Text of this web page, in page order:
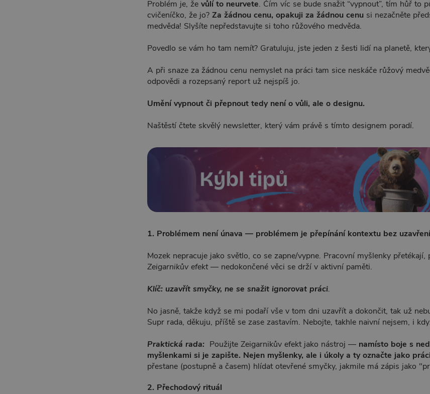
Problém je, ževůlí to neurvete. Čím víc se bude snažit “vypnout”, tím hůř to
cvičeníčko, že jo?Za žádnou cenu, opakuji za žádnou cenu si nezačněte
medvěda! Slyšíte nepředstavujte si toho růžového medvěda.
Povedlo se vám ho tam nemít? Gratuluju, jste jeden z šesti lidí na planetě,
A při snaze za žádnou cenu nemyslet na práci tam sice neskáče růžový
odpovědi a rozepsaný report už nejspíš jo.
Umění vypnout či přepnout tedy není o vůli, ale o designu.
Naštěstí čtete skvělý newsletter, který vám právě s tímto designem poradí.
1. Problémem není únava — problémem je přepínání kontextu bez
Mozek nepracuje jako světlo, co se zapne/vypne. Pracovní myšlenky přetékají,
Zeigarnikův efekt— nedokončené věci se drží v aktivní paměti.
Klíč: uzavřít smyčky, ne se snažit ignorovat práci.
No jasně, takže když se mi podaří vše v tom dni uzavřít a dokončit, tak už
Supr rada, děkuju, příště se zase zastavím. Nebojte, takhle naivní nejsem, i
Praktická rada: Použijte Zeigarnikův efekt jako nástroj — namísto boje s
myšlenkami si je zapište. Nejen myšlenky, ale i úkoly a ty označte jako
přestane (postupně a časem) hlídat otevřené smyčky, jakmile má zápis jako
2. Přechodový rituál